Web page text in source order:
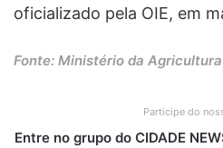
oficializado pela OIE, em
Fonte: Ministério da Agricultura
Participe do
Entre no grupo do CIDADE